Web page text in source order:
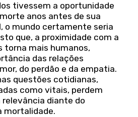
tivessem a oportunidade
anos antes de sua
o mundo certamente seria
que, a proximidade com a
torna mais humanos,
das relações
do perdão e da empatia.
questões cotidianas,
como vitais, perdem
diante do
mortalidade.